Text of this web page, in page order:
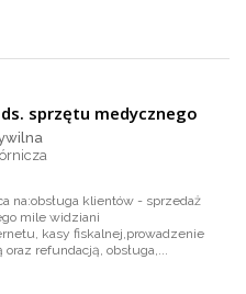
sprzętu medycznego
na:obsługa klientów - sprzedaż
mile widziani
kasy fiskalnej,prowadzenie
refundacją, obsługa,...